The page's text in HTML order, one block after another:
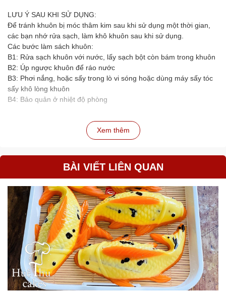
LƯU Ý SAU KHI SỬ DỤNG:
Để tránh khuôn bị móc thâm kim sau khi sử dụng một thời gian,
các bạn nhớ rửa sạch, làm khô khuôn sau khi sử dụng.
Các bước làm sách khuôn:
B1: Rửa sạch khuôn với nước, lấy sạch bột còn bám trong khuôn
B2: Úp ngược khuôn để ráo nước
B3: Phơi nắng, hoặc sấy trong lò vi sóng hoặc dùng máy sấy tóc
sấy khô lòng khuôn
B4: Bảo quản ở nhiệt độ phòng
Xem thêm
BÀI VIẾT LIÊN QUAN